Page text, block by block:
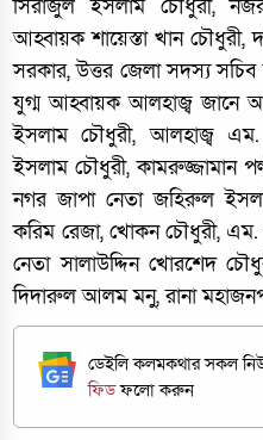
সিরাজুল ইসলাম চৌধুরী,
আহ্বায়ক শায়েস্তা খান চৌধুরী,
সরকার, উত্তর জেলা সদস্য
যুগ্ম আহ্বায়ক আলহাজ্ব জানে
ইসলাম চৌধুরী, আলহাজ্ব
ইসলাম চৌধুরী, কামরুজ্জামান
নগর জাপা নেতা জহিরুল
করিম রেজা, খোকন চৌধুরী,
নেতা সালাউদ্দিন খোরশেদ
দিদারুল আলম মনু, রানা
ডেইলি কলমকথার সকল
ফিডফলো করুন